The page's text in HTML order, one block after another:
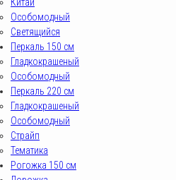
Особомодный
Светящийся
Перкаль 150 см
Гладкокрашеный
Особомодный
Перкаль 220 см
Гладкокрашеный
Особомодный
Страйп
Тематика
Рогожка 150 см